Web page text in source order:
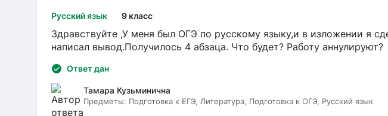
Русский язык 9 класс
Здравствуйте ,У меня был ОГЭ по русскому языку,и в изложении я
написал вывод.Получилось 4 абзаца. Что будет? Работу аннулируют?
Ответ дан
Тамара Кузьминична
Предметы: Подготовка к ЕГЭ, Литература, Подготовка к ОГЭ, Русский язык